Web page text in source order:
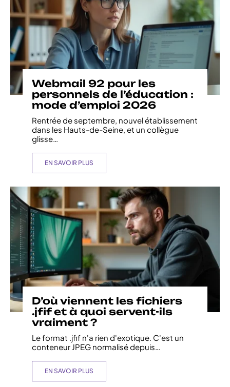
Webmail 92 pour les
personnels de l’éducation :
mode d’emploi 2026
Rentrée de septembre, nouvel établissement
dans les Hauts-de-Seine, et un collègue
glisse…
EN SAVOIR PLUS
D’où viennent les fichiers
.jfif et à quoi servent-ils
vraiment ?
Le format .jfif n'a rien d'exotique. C'est un
conteneur JPEG normalisé depuis
EN SAVOIR PLUS